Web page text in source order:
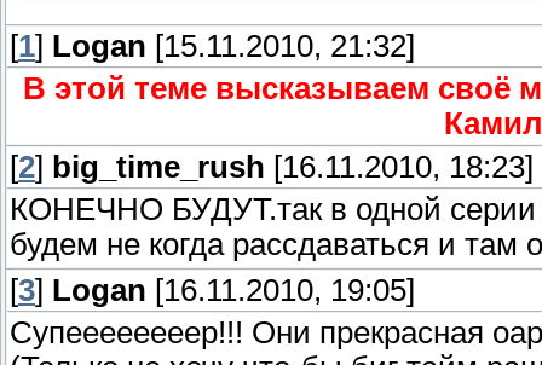
[1] Logan [15.11.2010, 21:32]
В этой теме высказываем своё
[2] big_time_rush [16.11.2010, 18:23]
КОНЕЧНО БУДУТ.так в одной серии
будем не когда рассдаваться и там
[3] Logan [16.11.2010, 19:05]
Супеееееееер!!! Они прекрасная